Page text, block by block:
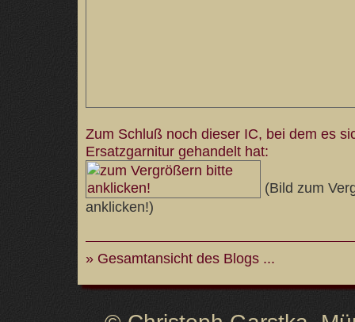
Zum Schluß noch dieser IC, bei dem es
Ersatzgarnitur gehandelt hat:
(Bild zum
anklicken!)
» Gesamtansicht des Blogs ...